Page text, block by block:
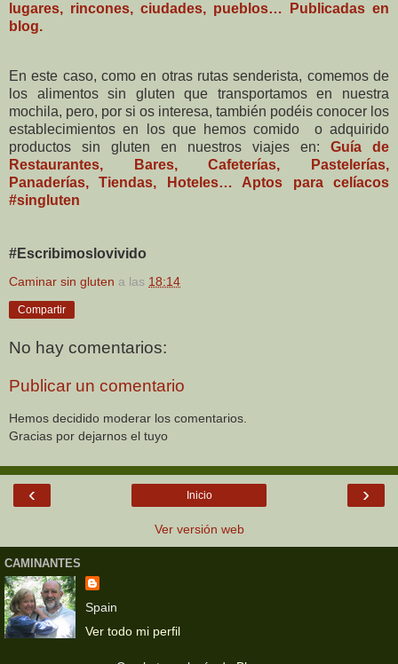
lugares, rincones, ciudades, pueblos… Publicadas en
blog.
En este caso, como en otras rutas senderista, comemos de
los alimentos sin gluten que transportamos en nuestra
mochila, pero, por si os interesa, también podéis conocer los
establecimientos en los que hemos comido o adquirido
productos sin gluten en nuestros viajes en: Guía de
Restaurantes, Bares, Cafeterías, Pastelerías,
Panaderías, Tiendas, Hoteles… Aptos para celíacos
#singluten
#Escribimoslovivido
Caminar sin gluten a las 18:14
Compartir
No hay comentarios:
Publicar un comentario
Hemos decidido moderar los comentarios.
Gracias por dejarnos el tuyo
‹ ›
Inicio
Ver versión web
CAMINANTES
Spain
Ver todo mi perfil